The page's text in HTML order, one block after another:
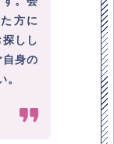
方に
しし
身の